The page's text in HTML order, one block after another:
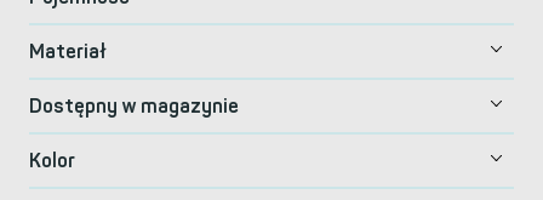
Materiał
Dostępny w magazynie
Kolor